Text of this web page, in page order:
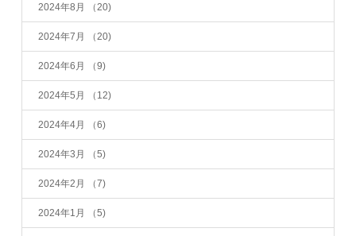
2024年8月 （20)
2024年7月 （20)
2024年6月 （9)
2024年5月 （12)
2024年4月 （6)
2024年3月 （5)
2024年2月 （7)
2024年1月 （5)